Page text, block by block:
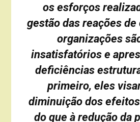
os esforços
gestão das reações
organizações
insatisfatórios e
deficiências
primeiro, eles
diminuição dos
do que à redução da